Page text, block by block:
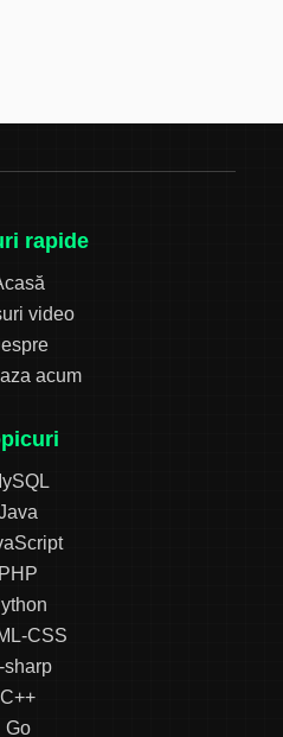
rapide
video
acum
PHP
CSS
sharp
C++
Go